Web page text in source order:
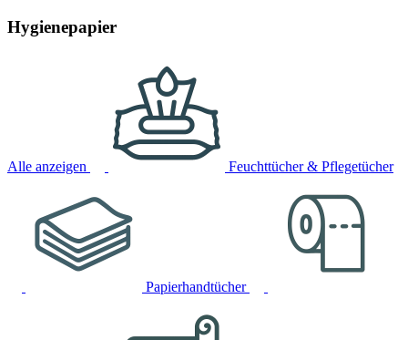
Hygienepapier
Alle anzeigen Feuchttücher & Pflegetücher
Papierhandtücher